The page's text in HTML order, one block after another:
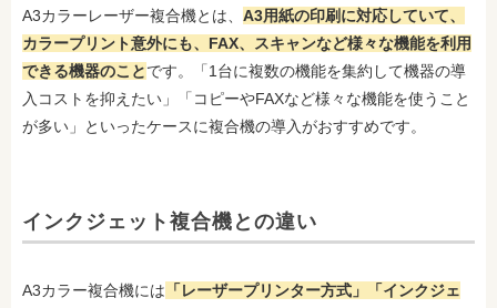
A3カラーレーザー複合機とは、 A3用紙の印刷に対応していて、
カラープリント意外にも、FAX、スキャンなど様々な機能を利用
できる機器のことです。「1台に複数の機能を集約して機器の導
入コストを抑えたい」「コピーやFAXなど様々な機能を使うこと
が多い」といったケースに複合機の導入がおすすめです。
インクジェット複合機との違い
A3カラー複合機には 「レーザープリンター方式」「インクジェ